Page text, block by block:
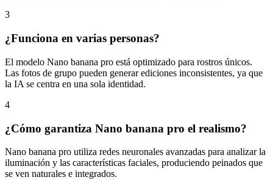
3
¿Funciona en varias personas?
El modelo Nano banana pro está optimizado para rostros únicos.
Las fotos de grupo pueden generar ediciones inconsistentes, ya que
la IA se centra en una sola identidad.
4
¿Cómo garantiza Nano banana pro el realismo?
Nano banana pro utiliza redes neuronales avanzadas para analizar la
iluminación y las características faciales, produciendo peinados que
se ven naturales e integrados.